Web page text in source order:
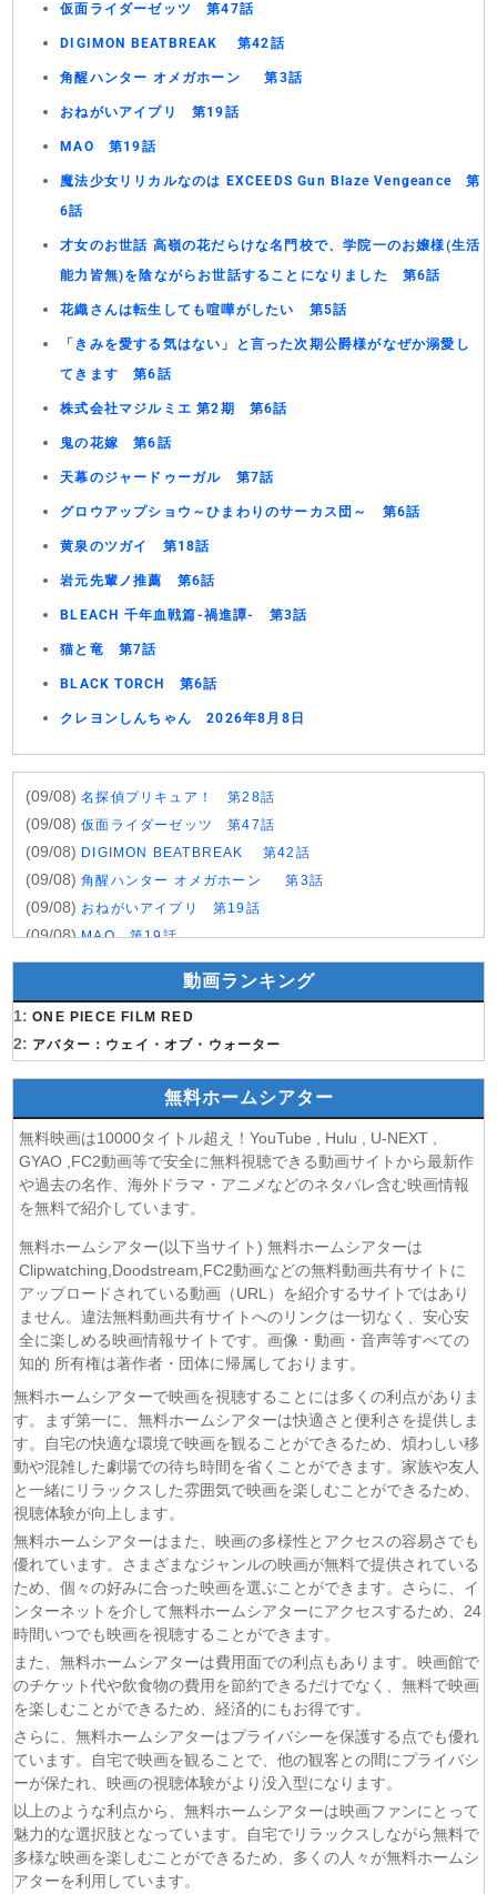
仮面ライダーゼッツ 第47話
DIGIMON BEATBREAK 第42話
角醒ハンター オメガホーン 第3話
おねがいアイプリ 第19話
MAO 第19話
魔法少女リリカルなのは EXCEEDS Gun Blaze Vengeance 第
6話
才女のお世話 高嶺の花だらけな名門校で、学院一のお嬢様(生活
能力皆無)を陰ながらお世話することになりました 第6話
花織さんは転生しても喧嘩がしたい 第5話
「きみを愛する気はない」と言った次期公爵様がなぜか溺愛し
てきます 第6話
株式会社マジルミエ 第2期 第6話
鬼の花嫁 第6話
天幕のジャードゥーガル 第7話
グロウアップショウ～ひまわりのサーカス団～ 第6話
黄泉のツガイ 第18話
岩元先輩ノ推薦 第6話
BLEACH 千年血戦篇-禍進譚- 第3話
猫と竜 第7話
BLACK TORCH 第6話
クレヨンしんちゃん 2026年8月8日
(09/08)名探偵プリキュア！ 第28話
(09/08)仮面ライダーゼッツ 第47話
(09/08) DIGIMON BEATBREAK 第42話
(09/08)角醒ハンター オメガホーン 第3話
(09/08) おねがいアイプリ 第19話
(09/08)MAO 第19話
(09/08)才女のお世話 高嶺の花だらけな名門校で、学院一のお嬢様
(生活能力皆無)を陰ながらお世話することになりました 第6話
(09/08)魔法少女リリカルなのは EXCEEDS Gun Blaze
Vengeance 第6話
(09/08)「きみを愛する気はない」と言った次期公爵様がなぜか溺
愛してきます 第6話
(09/08)花織さんは転生しても喧嘩がしたい 第5話
(08/08)株式会社マジルミエ 第2期 第6話
(08/08) 鬼の花嫁 第6話
(08/08) ミッドナイト屋台2〜ル・モンドゥ〜 第6話
(08/08) 黄泉のツガイ 第18話
(08/08) グロウアップショウ～ひまわりのサーカス団～ 第6話
(08/08) 夏色の雲が恋と嵐をまきおこす 第5話
(08/08) 岩元先輩ノ推薦 第6話
(08/08)BLEACH 千年血戦篇-禍進譚- 第3話
(08/08)BLACK TORCH 第6話
(08/08)猫と竜 第7話
(08/08)告白ー25年目の秘密ー 第5話
(08/08)クレヨンしんちゃん 2026年8月8日
(08/08)ドラえもん 2026年8月8日
(08/08) 本好きの下剋上 領主の養女 第17話
(08/08)うしろの正面カムイさん 第6話
(08/08)ヘルモード～やり込み好きのゲーマーは廃設定の異世界で
無双する～ 2nd Season 第6話
(08/08)晩酌の流儀５ 〜夏編〜 第6話
(07/08)探偵のままでいて 第4話
(07/08)ストレンジ-伊藤潤二の夜も眠れぬ奇妙な話- 第6話
動画ランキング
1: ONE PIECE FILM RED
2: アバター：ウェイ・オブ・ウォーター
無料ホームシアター
無料映画は10000タイトル超え！YouTube , Hulu , U-NEXT ,
GYAO ,FC2動画等で安全に無料視聴できる動画サイトから最新作
や過去の名作、海外ドラマ・アニメなどのネタバレ含む映画情報
を無料で紹介しています。
無料ホームシアター(以下当サイト) 無料ホームシアターは
Clipwatching,Doodstream,FC2動画などの無料動画共有サイトに
アップロードされている動画（URL）を紹介するサイトではあり
ません。違法無料動画共有サイトへのリンクは一切なく、安心安
全に楽しめる映画情報サイトです。画像・動画・音声等すべての
知的 所有権は著作者・団体に帰属しております。
無料ホームシアターで映画を視聴することには多くの利点がありま
す。まず第一に、無料ホームシアターは快適さと便利さを提供しま
す。自宅の快適な環境で映画を観ることができるため、煩わしい移
動や混雑した劇場での待ち時間を省くことができます。家族や友人
と一緒にリラックスした雰囲気で映画を楽しむことができるため、
視聴体験が向上します。
無料ホームシアターはまた、映画の多様性とアクセスの容易さでも
優れています。さまざまなジャンルの映画が無料で提供されている
ため、個々の好みに合った映画を選ぶことができます。さらに、イ
ンターネットを介して無料ホームシアターにアクセスするため、24
時間いつでも映画を視聴することができます。
また、無料ホームシアターは費用面での利点もあります。映画館で
のチケット代や飲食物の費用を節約できるだけでなく、無料で映画
を楽しむことができるため、経済的にもお得です。
さらに、無料ホームシアターはプライバシーを保護する点でも優れ
ています。自宅で映画を観ることで、他の観客との間にプライバシ
ーが保たれ、映画の視聴体験がより没入型になります。
以上のような利点から、無料ホームシアターは映画ファンにとって
魅力的な選択肢となっています。自宅でリラックスしながら無料で
多様な映画を楽しむことができるため、多くの人々が無料ホームシ
アターを利用しています。